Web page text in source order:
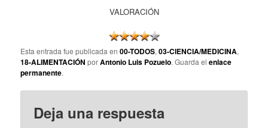
VALORACIÓN
Esta entrada fue publicada en00-TODOS,03-CIENCIA/MEDICINA,
18-ALIMENTACIÓN porAntonio Luis Pozuelo. Guarda elenlace
permanente.
Deja una respuesta